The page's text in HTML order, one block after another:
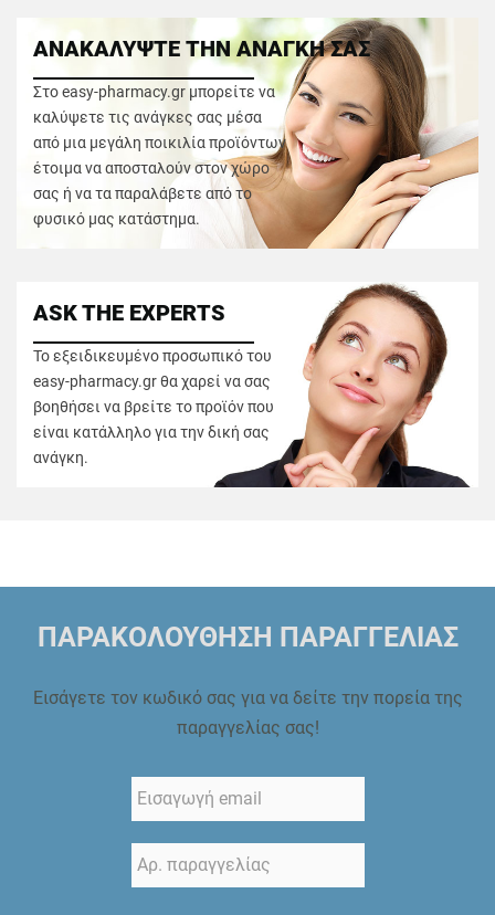
ΑΝΑΚΑΛΥΨΤΕ ΤΗΝ ΑΝΑΓΚΗ ΣΑΣ
Στο easy-pharmacy.gr μπορείτε να
καλύψετε τις ανάγκες σας μέσα
από μια μεγάλη ποικιλία προϊόντων
έτοιμα να αποσταλούν στον χώρο
σας ή να τα παραλάβετε από το
φυσικό μας κατάστημα.
ASK THE EXPERTS
Το εξειδικευμένο προσωπικό του
easy-pharmacy.gr θα χαρεί να σας
βοηθήσει να βρείτε το προϊόν που
είναι κατάλληλο για την δική σας
ανάγκη.
ΠΑΡΑΚΟΛΟΥΘΗΣΗ ΠΑΡΑΓΓΕΛΙΑΣ
Εισάγετε τον κωδικό σας για να δείτε την πορεία της
παραγγελίας σας!